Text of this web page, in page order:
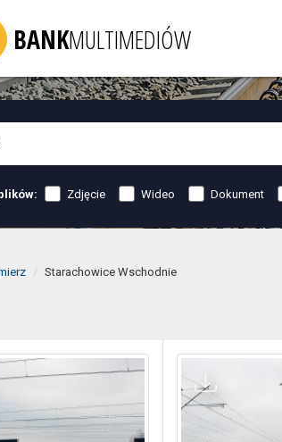
BANKMULTIMEDIÓW
Zdjęcie Wideo Dokument
Starachowice Wschodnie